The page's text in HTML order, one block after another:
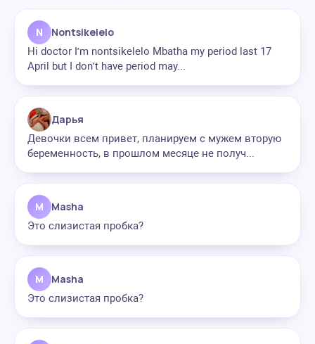
N Nontsikelelo
Hi doctor I’m nontsikelelo Mbatha my period last 17
April but I don’t have period may...
Дарья
Девочки всем привет, планируем с мужем вторую
беременность, в прошлом месяце не получ...
M Masha
Это слизистая пробка?
M Masha
Это слизистая пробка?